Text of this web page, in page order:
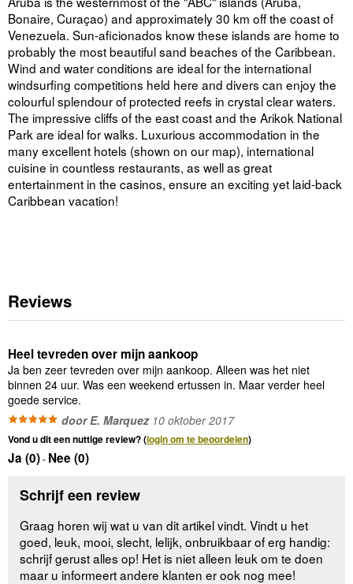
Bonaire, Curaçao) and approximately 30 km off the coast of
Venezuela. Sun-aficionados know these islands are home to
probably the most beautiful sand beaches of the Caribbean.
Wind and water conditions are ideal for the international
windsurfing competitions held here and divers can enjoy the
colourful splendour of protected reefs in crystal clear waters.
The impressive cliffs of the east coast and the Arikok National
Park are ideal for walks. Luxurious accommodation in the
many excellent hotels (shown on our map), international
cuisine in countless restaurants, as well as great
entertainment in the casinos, ensure an exciting yet laid-back
Caribbean vacation!
Reviews
Heel tevreden over mijn aankoop
Ja ben zeer tevreden over mijn aankoop. Alleen was het niet
binnen 24 uur. Was een weekend ertussen in. Maar verder heel
goede service.
door E. Marquez10 oktober 2017
Vond u dit een nuttige review? (login om te beoordelen)
Ja (0)- Nee (0)
Schrijf een review
Graag horen wij wat u van dit artikel vindt. Vindt u het
goed, leuk, mooi, slecht, lelijk, onbruikbaar of erg handig:
schrijf gerust alles op! Het is niet alleen leuk om te doen
maar u informeert andere klanten er ook nog mee!